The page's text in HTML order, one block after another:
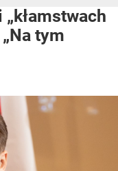
tym